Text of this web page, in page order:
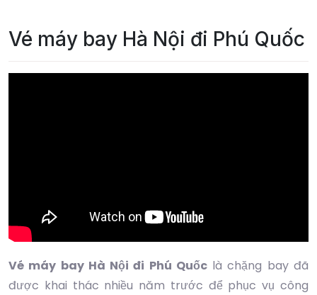
Vé máy bay Hà Nội đi Phú Quốc
Vé máy bay Hà Nội đi Phú Quốclà chặng bay đã
được khai thác nhiều năm trước để phục vụ công